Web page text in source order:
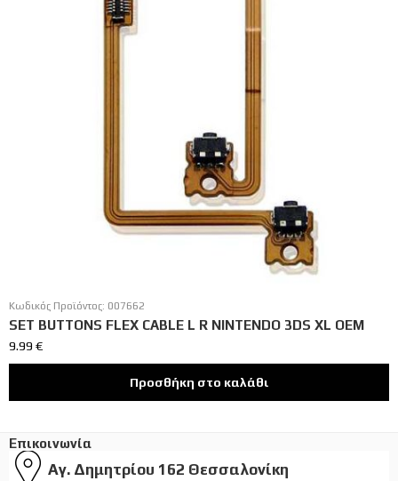
Κωδικός Προϊόντος: 007662
SET BUTTONS FLEX CABLE L R NINTENDO 3DS XL ΟΕΜ
9.99 €
Προσθήκη στο καλάθι
Επικοινωνία
Αγ. Δημητρίου 162 Θεσσαλονίκη